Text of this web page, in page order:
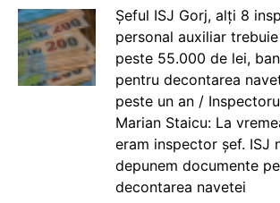
Șeful ISJ Gorj, alți 8
personal auxiliar
peste 55.000 de lei,
pentru decontarea
peste un an /
Marian Staicu: La
eram inspector șef. ISJ
depunem documente
decontarea navetei